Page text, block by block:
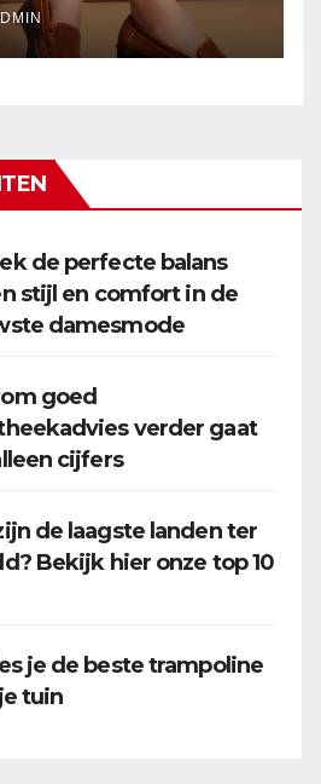
de perfecte balans
stijl en comfort in de
damesmode
goed
verder gaat
cijfers
de laagste landen ter
Bekijk hier onze top 10
je de beste trampoline
tuin